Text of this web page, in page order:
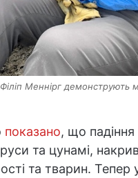
Меннірг демонструють
показано, що
та цунамі,
та тварин. Тепер